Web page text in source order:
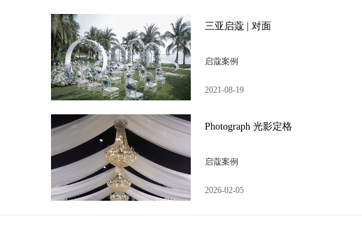
三亚启蔻 | 对面
启蔻案例
2021-08-19
Photograph 光影定格
启蔻案例
2026-02-05